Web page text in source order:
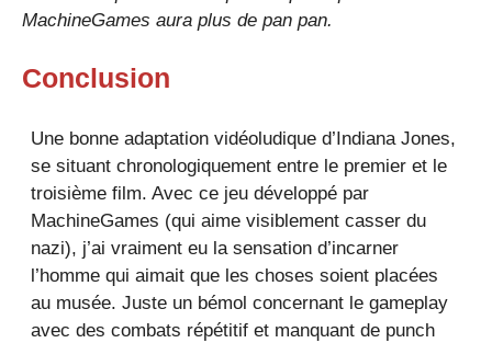
MachineGames aura plus de pan pan.
Conclusion
Une bonne adaptation vidéoludique d’Indiana Jones,
se situant chronologiquement entre le premier et le
troisième film. Avec ce jeu développé par
MachineGames (qui aime visiblement casser du
nazi), j’ai vraiment eu la sensation d’incarner
l’homme qui aimait que les choses soient placées
au musée. Juste un bémol concernant le gameplay
avec des combats répétitif et manquant de punch